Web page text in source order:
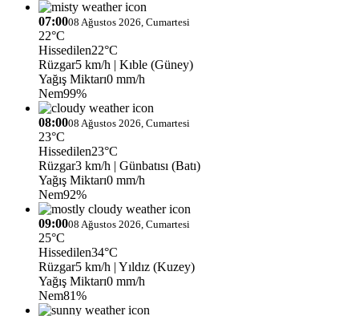
07:0008 Ağustos 2026, Cumartesi
22°C
Hissedilen22°C
Rüzgar5 km/h | Kıble (Güney)
Yağış Miktarı0 mm/h
Nem99%
08:0008 Ağustos 2026, Cumartesi
23°C
Hissedilen23°C
Rüzgar3 km/h | Günbatısı (Batı)
Yağış Miktarı0 mm/h
Nem92%
09:0008 Ağustos 2026, Cumartesi
25°C
Hissedilen34°C
Rüzgar5 km/h | Yıldız (Kuzey)
Yağış Miktarı0 mm/h
Nem81%